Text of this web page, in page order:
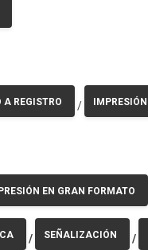
A REGISTRO /
EN GRAN FORMATO
/ SEÑALIZACIÓN /